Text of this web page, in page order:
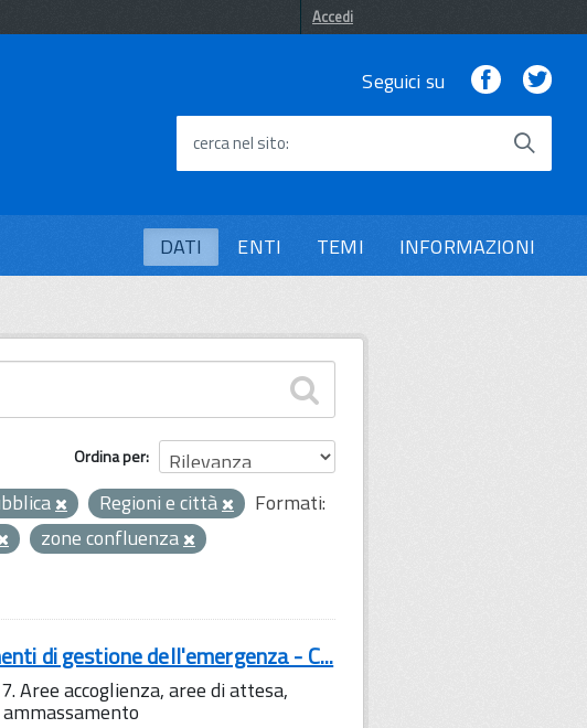
Accedi
Seguici su Facebook
cerca nel sito
DATI ENTI TEMI INFORMAZIONI
Ordina per
Regioni e città
Formati:
zone confluenza
di gestione dell'emergenza - C...
accoglienza, aree di attesa,